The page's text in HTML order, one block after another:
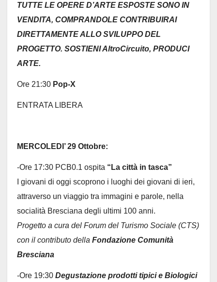
TUTTE LE OPERE D’ARTE ESPOSTE SONO IN
VENDITA, COMPRANDOLE CONTRIBUIRAI
DIRETTAMENTE ALLO SVILUPPO DEL
PROGETTO. SOSTIENI AltroCircuito, PRODUCI
ARTE.
Ore 21:30 Pop-X
ENTRATA LIBERA
MERCOLEDI’ 29 Ottobre:
-Ore 17:30 PCB0.1 ospita “La città in tasca”
I giovani di oggi scoprono i luoghi dei giovani di ieri,
attraverso un viaggio tra immagini e parole, nella
socialità Bresciana degli ultimi 100 anni.
Progetto a cura del Forum del Turismo Sociale (CTS)
con il contributo della Fondazione Comunità
Bresciana
-Ore 19:30 Degustazione prodotti tipici e Biologici